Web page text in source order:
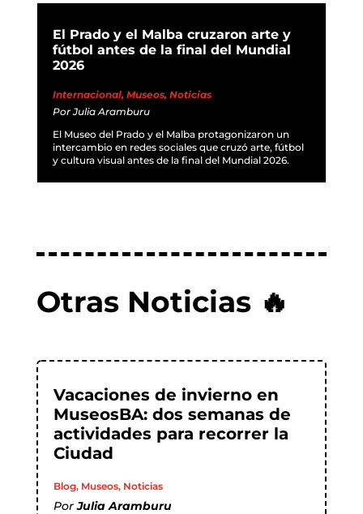
El Prado y el Malba cruzaron arte y
fútbol antes de la final del Mundial
2026
Internacional, Museos, Noticias
PorJulia Aramburu
El Museo del Prado y el Malba protagonizaron un
intercambio en redes sociales que cruzó arte, fútbol
y cultura visual antes de la final del Mundial 2026.
Otras Noticias 🔥
Vacaciones de invierno en
MuseosBA: dos semanas de
actividades para recorrer la
Ciudad
Blog, Museos, Noticias
PorJulia Aramburu